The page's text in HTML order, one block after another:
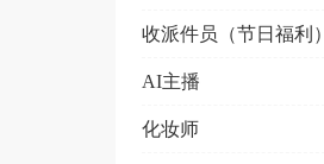
收派件员（节日福利）
AI主播
化妆师